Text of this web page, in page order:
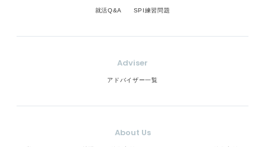
就活Q&A SPI練習問題
Adviser
アドバイザー一覧
About Us